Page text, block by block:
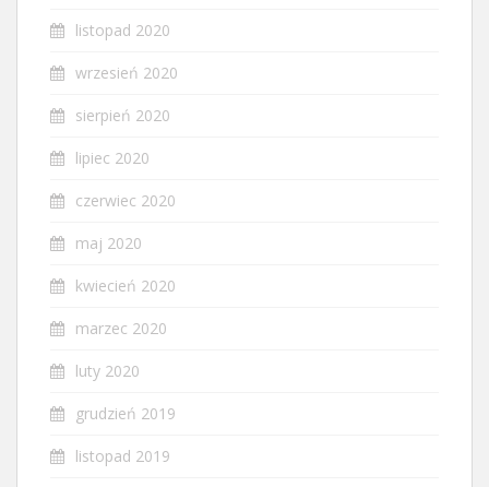
listopad 2020
wrzesień 2020
sierpień 2020
lipiec 2020
czerwiec 2020
maj 2020
kwiecień 2020
marzec 2020
luty 2020
grudzień 2019
listopad 2019